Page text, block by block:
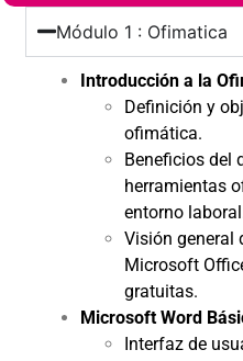
Módulo 1 : Ofimatica
Introducción a la
Definición y
ofimática.
Beneficios del
herramientas
entorno
Visión general
Microsoft
gratuitas.
Microsoft Word
Interfaz de